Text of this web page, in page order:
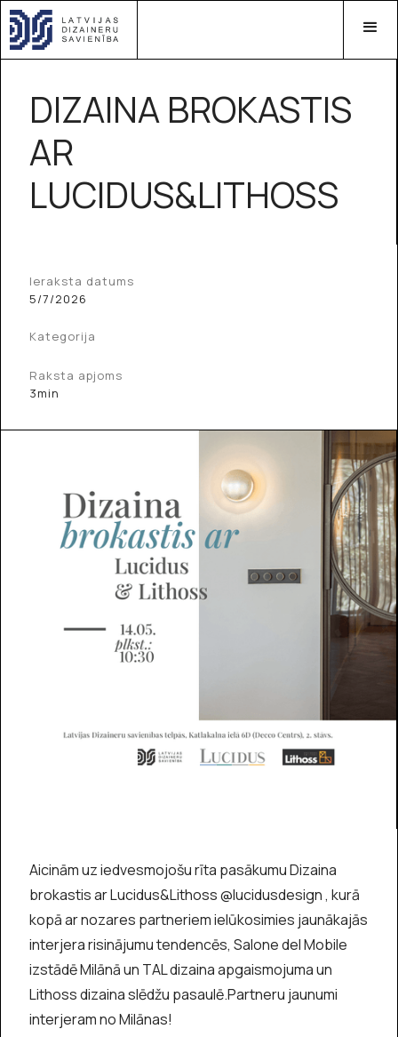
DIZAINA BROKASTIS
AR
LUCIDUS&LITHOSS
Ieraksta datums
5/7/2026
Kategorija
Raksta apjoms
3min
Aicinām uz iedvesmojošu rīta pasākumu Dizaina
brokastis ar Lucidus&Lithoss @lucidusdesign , kurā
kopā ar nozares partneriem ielūkosimies jaunākajās
interjera risinājumu tendencēs, Salone del Mobile
izstādē Milānā un TAL dizaina apgaismojuma un
Lithoss dizaina slēdžu pasaulē.Partneru jaunumi
interjeram no Milānas!